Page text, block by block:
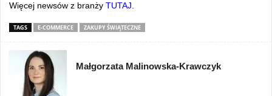
Więcej newsów z branży TUTAJ
TAGS E-COMMERCE ZAKUPY ŚWIĄTECZNE
Małgorzata Malinowska-Krawczyk